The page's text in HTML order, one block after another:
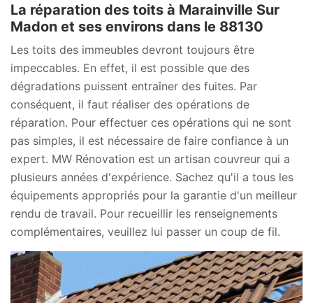
La réparation des toits à Marainville Sur
Madon et ses environs dans le 88130
Les toits des immeubles devront toujours être
impeccables. En effet, il est possible que des
dégradations puissent entraîner des fuites. Par
conséquent, il faut réaliser des opérations de
réparation. Pour effectuer ces opérations qui ne sont
pas simples, il est nécessaire de faire confiance à un
expert. MW Rénovation est un artisan couvreur qui a
plusieurs années d'expérience. Sachez qu'il a tous les
équipements appropriés pour la garantie d'un meilleur
rendu de travail. Pour recueillir les renseignements
complémentaires, veuillez lui passer un coup de fil.